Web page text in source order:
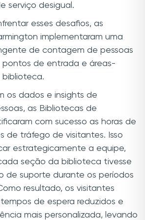
serviço desigual.
esses desafios, as
implementaram uma
de contagem de pessoas
pontos de entrada e áreas-
os dados e insights de
as Bibliotecas de
com sucesso as horas de
de tráfego de visitantes. Isso
estrategicamente a equipe,
seção da biblioteca tivesse
de suporte durante os períodos
resultado, os visitantes
de espera reduzidos e
mais personalizada, levando